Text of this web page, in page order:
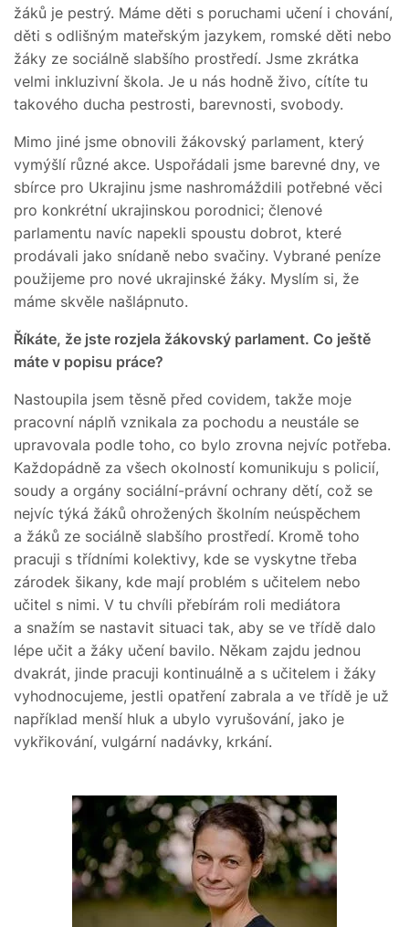
žáků je pestrý. Máme děti s poruchami učení i chování,
děti s odlišným mateřským jazykem, romské děti nebo
žáky ze sociálně slabšího prostředí. Jsme zkrátka
velmi inkluzivní škola. Je u nás hodně živo, cítíte tu
takového ducha pestrosti, barevnosti, svobody.
Mimo jiné jsme obnovili žákovský parlament, který
vymýšlí různé akce. Uspořádali jsme barevné dny, ve
sbírce pro Ukrajinu jsme nashromáždili potřebné věci
pro konkrétní ukrajinskou porodnici; členové
parlamentu navíc napekli spoustu dobrot, které
prodávali jako snídaně nebo svačiny. Vybrané peníze
použijeme pro nové ukrajinské žáky. Myslím si, že
máme skvěle našlápnuto.
Říkáte, že jste rozjela žákovský parlament. Co ještě
máte v popisu práce?
Nastoupila jsem těsně před covidem, takže moje
pracovní náplň vznikala za pochodu a neustále se
upravovala podle toho, co bylo zrovna nejvíc potřeba.
Každopádně za všech okolností komunikuju s policií,
soudy a orgány sociální-právní ochrany dětí, což se
nejvíc týká žáků ohrožených školním neúspěchem
a žáků ze sociálně slabšího prostředí. Kromě toho
pracuji s třídními kolektivy, kde se vyskytne třeba
zárodek šikany, kde mají problém s učitelem nebo
učitel s nimi. V tu chvíli přebírám roli mediátora
a snažím se nastavit situaci tak, aby se ve třídě dalo
lépe učit a žáky učení bavilo. Někam zajdu jednou
dvakrát, jinde pracuji kontinuálně a s učitelem i žáky
vyhodnocujeme, jestli opatření zabrala a ve třídě je už
například menší hluk a ubylo vyrušování, jako je
vykřikování, vulgární nadávky, krkání.